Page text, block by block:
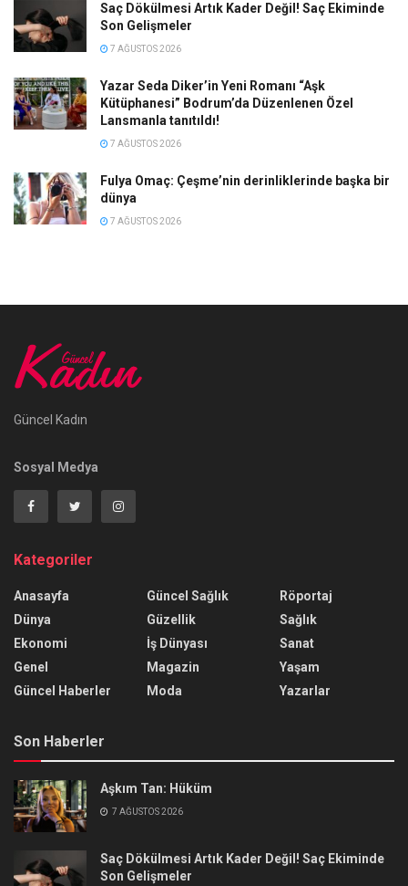
Saç Dökülmesi Artık Kader Değil! Saç Ekiminde
Son Gelişmeler
7 AĞUSTOS 2026
Yazar Seda Diker’in Yeni Romanı “Aşk
Kütüphanesi” Bodrum’da Düzenlenen Özel
Lansmanla tanıtıldı!
7 AĞUSTOS 2026
Fulya Omaç: Çeşme’nin derinliklerinde başka bir
dünya
7 AĞUSTOS 2026
Güncel Kadın
Sosyal Medya
Kategoriler
Anasayfa
Dünya
Ekonomi
Genel
Güncel Haberler
Güncel Sağlık
Güzellik
İş Dünyası
Magazin
Moda
Röportaj
Sağlık
Sanat
Yaşam
Yazarlar
Son Haberler
Aşkım Tan: Hüküm
7 AĞUSTOS 2026
Saç Dökülmesi Artık Kader Değil! Saç Ekiminde
Son Gelişmeler